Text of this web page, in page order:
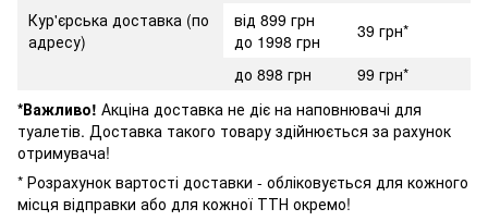
Кур'єрська доставка (по
адресу)
від 899 грн
до 1998 грн
39 грн*
до 898 грн
99 грн*
*Важливо! Акціна доставка не діє на наповнювачі для
туалетів. Доставка такого товару здійнюється за рахунок
отримувача!
* Розрахунок вартості доставки - обліковується для кожного
місця відправки або для кожної ТТН окремо!